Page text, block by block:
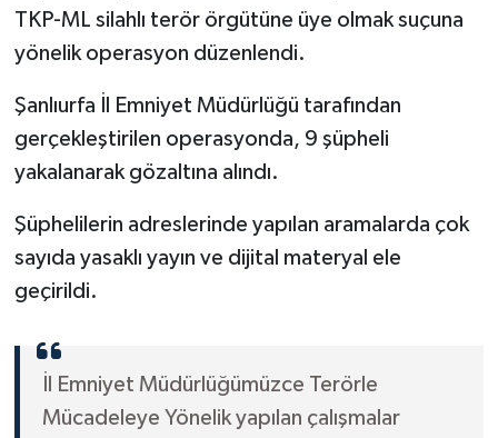
TKP-ML silahlı terör örgütüne üye olmak suçuna
yönelik operasyon düzenlendi.
Şanlıurfa İl Emniyet Müdürlüğü tarafından
gerçekleştirilen operasyonda, 9 şüpheli
yakalanarak gözaltına alındı.
Şüphelilerin adreslerinde yapılan aramalarda çok
sayıda yasaklı yayın ve dijital materyal ele
geçirildi.
İl Emniyet Müdürlüğümüzce Terörle
Mücadeleye Yönelik yapılan çalışmalar